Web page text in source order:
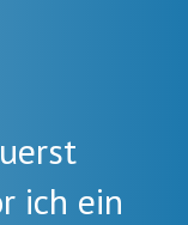
ich ein